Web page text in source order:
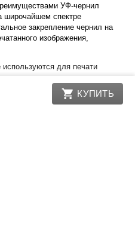
КУПИТЬ
УФ-чернил
широчайшем спектре
закрепление чернил на
изображения,
используются для печати
и для печати на мягких
акрил, пенокартон, ДСП,
фотобумага, холст,